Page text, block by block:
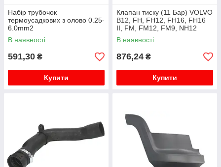
Набір трубочок
термоусадкових з олово 0.25-
6.0mm2
В наявності
591,30 ₴
Купити
Клапан тиску (11 Бар) VOLVO
B12, FH, FH12, FH16, FH16
II, FM, FM12, FM9, NH12
01.92-
В наявності
876,24 ₴
Купити